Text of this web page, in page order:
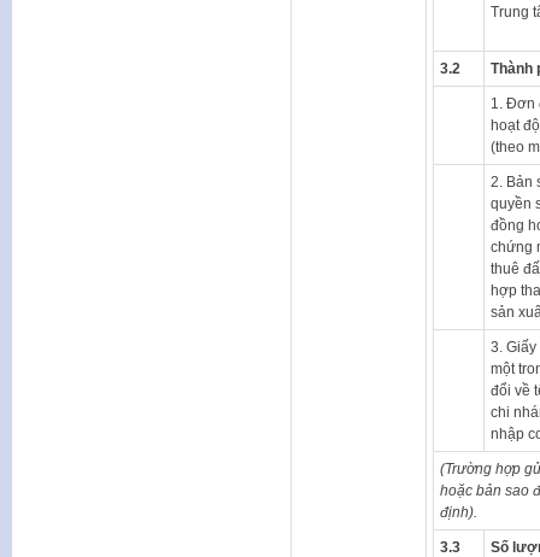
Trung
3.2 Thành
1. Đơn
hoạt
(theo
2. Bản
quyền
đồng
chứng
thuê
hợp
sản
3.
một
đổi về
chi
nhập
(Trường hợp
hoặc bản sao
định).
3.3 Số